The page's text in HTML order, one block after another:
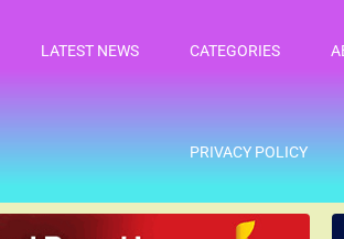
LATEST NEWS CATEGORIES
PRIVACY POLICY